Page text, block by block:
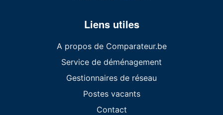
Liens utiles
A propos de Comparateur.be
Service de déménagement
Gestionnaires de réseau
Postes vacants
Contact